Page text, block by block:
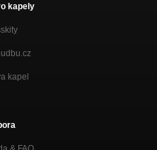
kapely
kapel